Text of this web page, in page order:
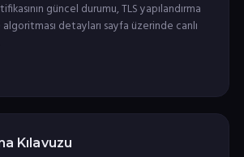
güncel durumu, TLS yapılandırma
detayları sayfa üzerinde canlı
Kılavuzu